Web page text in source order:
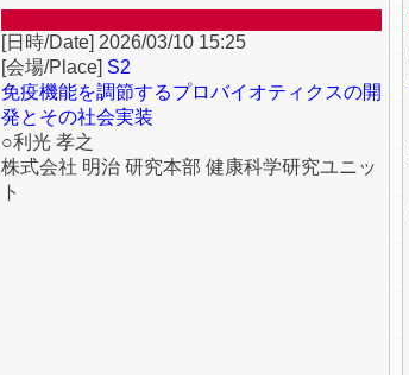
2026/03/10 15:25
S2
免疫機能を調節するプロバイオティクスの開
発とその社会実装
○利光 孝之
株式会社 明治 研究本部 健康科学研究ユニッ
ト